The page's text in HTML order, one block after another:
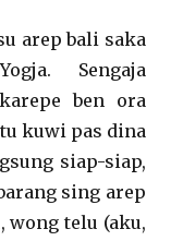
arep bali saka
Sengaja
ben ora
kuwi pas dina
siap-siap,
sing arep
wong telu (aku,